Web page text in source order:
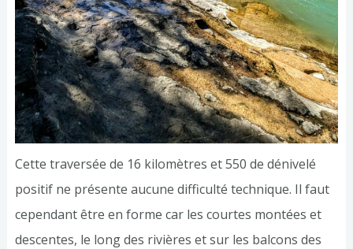
Cette traversée de 16 kilomètres et 550 de dénivelé
positif ne présente aucune difficulté technique. Il faut
cependant être en forme car les courtes montées et
descentes, le long des rivières et sur les balcons des